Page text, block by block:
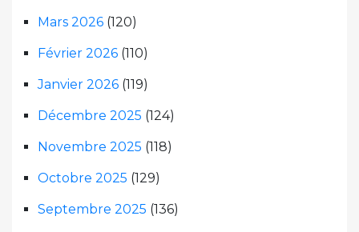
Mars 2026 (120)
Février 2026 (110)
Janvier 2026 (119)
Décembre 2025 (124)
Novembre 2025 (118)
Octobre 2025 (129)
Septembre 2025 (136)